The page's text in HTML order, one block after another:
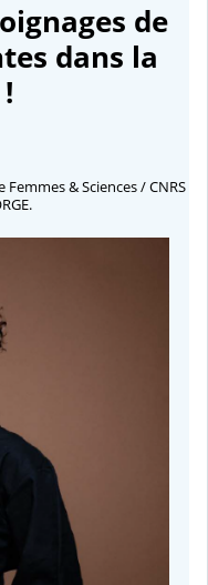
de
dans la
& Sciences / CNRS